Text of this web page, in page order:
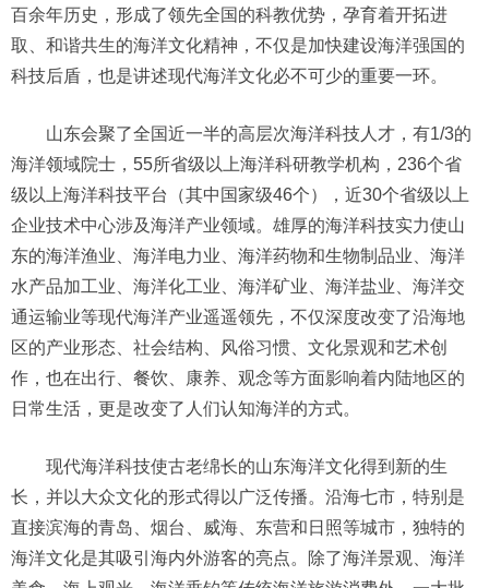
百余年历史，形成了领先全国的科教优势，孕育着开拓进
取、和谐共生的海洋文化精神，不仅是加快建设海洋强国的
科技后盾，也是讲述现代海洋文化必不可少的重要一环。
山东会聚了全国近一半的高层次海洋科技人才，有1/3的
海洋领域院士，55所省级以上海洋科研教学机构，236个省
级以上海洋科技平台（其中国家级46个），近30个省级以上
企业技术中心涉及海洋产业领域。雄厚的海洋科技实力使山
东的海洋渔业、海洋电力业、海洋药物和生物制品业、海洋
水产品加工业、海洋化工业、海洋矿业、海洋盐业、海洋交
通运输业等现代海洋产业遥遥领先，不仅深度改变了沿海地
区的产业形态、社会结构、风俗习惯、文化景观和艺术创
作，也在出行、餐饮、康养、观念等方面影响着内陆地区的
日常生活，更是改变了人们认知海洋的方式。
现代海洋科技使古老绵长的山东海洋文化得到新的生
长，并以大众文化的形式得以广泛传播。沿海七市，特别是
直接滨海的青岛、烟台、威海、东营和日照等城市，独特的
海洋文化是其吸引海内外游客的亮点。除了海洋景观、海洋